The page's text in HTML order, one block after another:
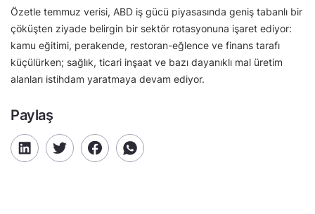
Özetle temmuz verisi, ABD iş gücü piyasasında geniş tabanlı bir
çöküşten ziyade belirgin bir sektör rotasyonuna işaret ediyor:
kamu eğitimi, perakende, restoran-eğlence ve finans tarafı
küçülürken; sağlık, ticari inşaat ve bazı dayanıklı mal üretim
alanları istihdam yaratmaya devam ediyor.
Paylaş